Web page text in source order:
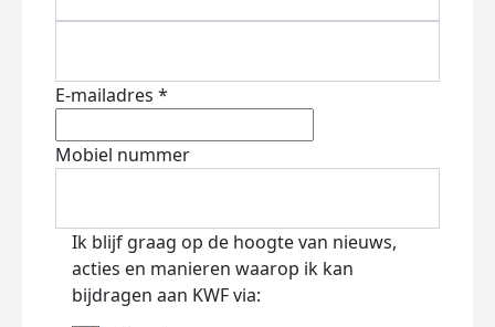
E-mailadres *
Mobiel nummer
Ik blijf graag op de hoogte van nieuws,
acties en manieren waarop ik kan
bijdragen aan KWF via: